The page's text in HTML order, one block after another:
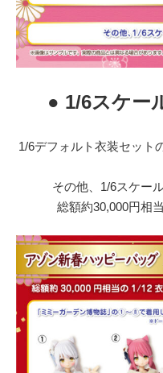
● 1/6スケー
1/6デフォルト衣装セット
その他、1/6スケー
総額約30,000円相